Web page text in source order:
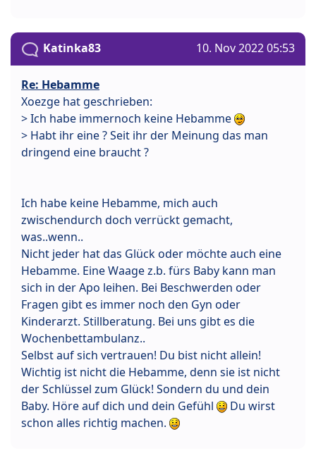
Katinka83 10. Nov 2022 05:53
Re: Hebamme
Xoezge hat geschrieben:
> Ich habe immernoch keine Hebamme
> Habt ihr eine ? Seit ihr der Meinung das man
dringend eine braucht ?
Ich habe keine Hebamme, mich auch
zwischendurch doch verrückt gemacht,
was..wenn..
Nicht jeder hat das Glück oder möchte auch eine
Hebamme. Eine Waage z.b. fürs Baby kann man
sich in der Apo leihen. Bei Beschwerden oder
Fragen gibt es immer noch den Gyn oder
Kinderarzt. Stillberatung. Bei uns gibt es die
Wochenbettambulanz..
Selbst auf sich vertrauen! Du bist nicht allein!
Wichtig ist nicht die Hebamme, denn sie ist nicht
der Schlüssel zum Glück! Sondern du und dein
Baby. Höre auf dich und dein Gefühl
Du wirst
schon alles richtig machen.